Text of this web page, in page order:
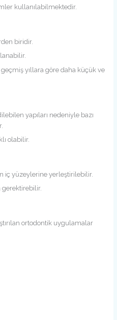
kullanılabilmektedir.
biridir.
yıllara göre daha küçük ve
yapıları nedeniyle bazı
olabilir.
iç yüzeylerine yerleştirilebilir.
gerektirebilir.
ortodontik uygulamalar